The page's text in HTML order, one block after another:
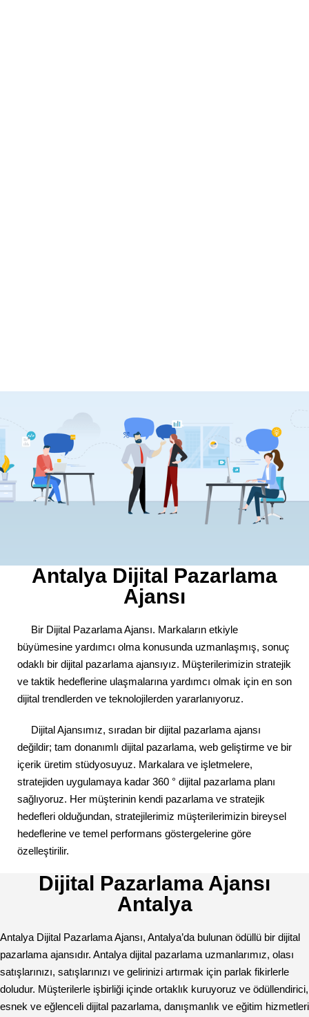
Antalya Dijital Pazarlama
Ajansı
Bir Dijital Pazarlama Ajansı. Markaların etkiyle
büyümesine yardımcı olma konusunda uzmanlaşmış, sonuç
odaklı bir dijital pazarlama ajansıyız. Müşterilerimizin stratejik
ve taktik hedeflerine ulaşmalarına yardımcı olmak için en son
dijital trendlerden ve teknolojilerden yararlanıyoruz.
Dijital Ajansımız, sıradan bir dijital pazarlama ajansı
değildir; tam donanımlı dijital pazarlama, web geliştirme ve bir
içerik üretim stüdyosuyuz. Markalara ve işletmelere,
stratejiden uygulamaya kadar 360 ° dijital pazarlama planı
sağlıyoruz. Her müşterinin kendi pazarlama ve stratejik
hedefleri olduğundan, stratejilerimiz müşterilerimizin bireysel
hedeflerine ve temel performans göstergelerine göre
özelleştirilir.
Dijital Pazarlama Ajansı
Antalya
Antalya Dijital Pazarlama Ajansı, Antalya’da bulunan ödüllü bir dijital
pazarlama ajansıdır. Antalya dijital pazarlama uzmanlarımız, olası
satışlarınızı, satışlarınızı ve gelirinizi artırmak için parlak fikirlerle
doludur. Müşterilerle işbirliği içinde ortaklık kuruyoruz ve ödüllendirici,
esnek ve eğlenceli dijital pazarlama, danışmanlık ve eğitim hizmetleri